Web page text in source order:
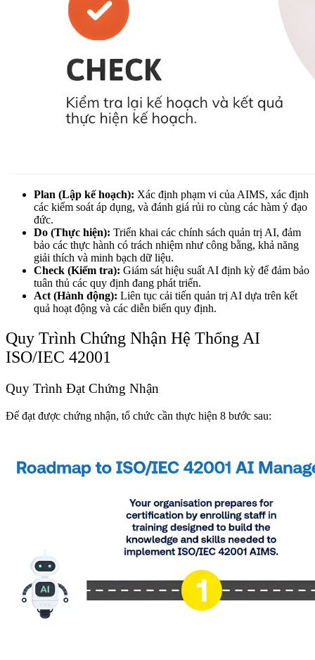
Plan (Lập kế hoạch): Xác định phạm vi của AIMS, xác định
các kiểm soát áp dụng, và đánh giá rủi ro cùng các hàm ý đạo
đức.
Do (Thực hiện): Triển khai các chính sách quản trị AI, đảm
bảo các thực hành có trách nhiệm như công bằng, khả năng
giải thích và minh bạch dữ liệu.
Check (Kiểm tra): Giám sát hiệu suất AI định kỳ để đảm bảo
tuân thủ các quy định đang phát triển.
Act (Hành động): Liên tục cải tiến quản trị AI dựa trên kết
quả hoạt động và các diễn biến quy định.
Quy Trình Chứng Nhận Hệ Thống AI
ISO/IEC 42001
Quy Trình Đạt Chứng Nhận
Để đạt được chứng nhận, tổ chức cần thực hiện 8 bước sau: